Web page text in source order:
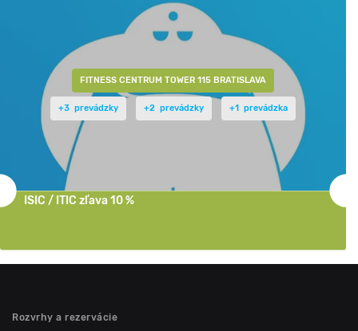
FITNESS CENTRUM TOWER 115 BRATISLAVA
+3 prevádzky +2 prevádzky +1 prevádzka
ISIC / ITIC zľava 10 %
Rozvrhy a rezervácie